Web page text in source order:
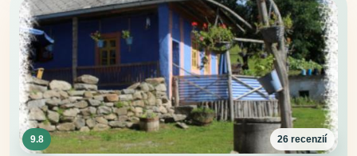
9.8 26 recenzií